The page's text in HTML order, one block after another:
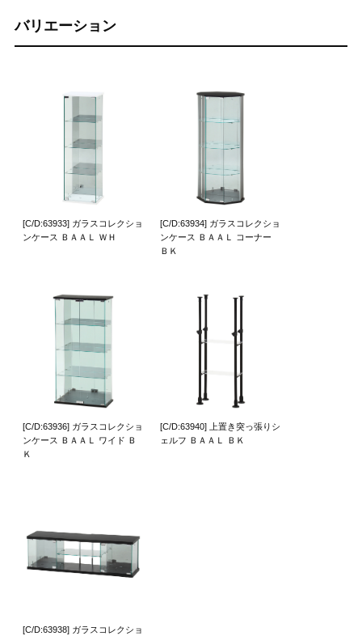
バリエーション
[C/D:63933] ガラスコレクショ
ンケース ＢＡＡＬ ＷＨ
[C/D:63934] ガラスコレクショ
ンケース ＢＡＡＬ コーナー
ＢＫ
[C/D:63936] ガラスコレクショ
ンケース ＢＡＡＬ ワイド Ｂ
Ｋ
[C/D:63940] 上置き突っ張りシ
ェルフ ＢＡＡＬ ＢＫ
[C/D:63938] ガラスコレクショ